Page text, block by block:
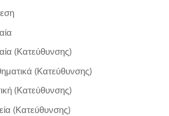
(Κατεύθυνσης)
(Κατεύθυνσης)
(Κατεύθυνσης)
(Κατεύθυνσης)